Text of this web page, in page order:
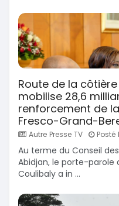
Route de la
mobilise 28,6
renforcement de
Fresco-Grand-
Autre Presse TV Posté
Au terme du Conseil
Abidjan, le porte-
Coulibaly a in ...